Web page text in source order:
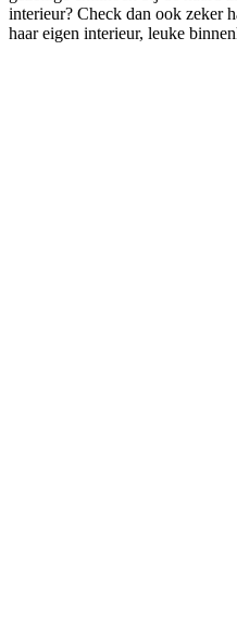
interieur? Check dan ook zeker
haar eigen interieur, leuke